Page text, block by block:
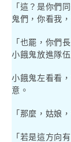
「這？是你們
鬼們，你看我
「也罷，你們
小餓鬼放進隊伍
小餓鬼左看看
意。
「那麼，姑娘
「若是這方向